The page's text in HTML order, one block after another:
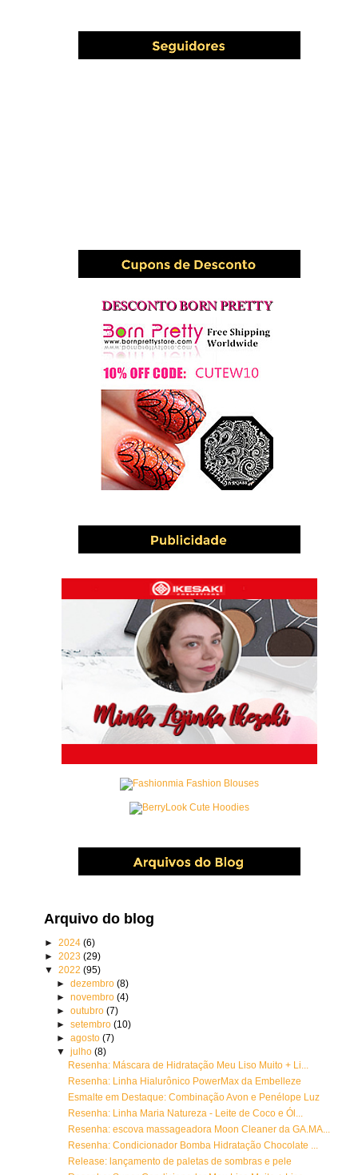
Arquivo do blog
►2024(6)
►2023(29)
▼2022(95)
► dezembro (8)
► novembro (4)
► outubro (7)
► setembro (10)
► agosto (7)
▼ julho (8)
Resenha: Máscara de Hidratação Meu Liso Muito + Li...
Resenha: Linha Hialurônico PowerMax da Embelleze
Esmalte em Destaque: Combinação Avon e Penélope Luz
Resenha: Linha Maria Natureza - Leite de Coco e Ól...
Resenha: escova massageadora Moon Cleaner da GA.MA...
Resenha: Condicionador Bomba Hidratação Chocolate ...
Release: lançamento de paletas de sombras e pele